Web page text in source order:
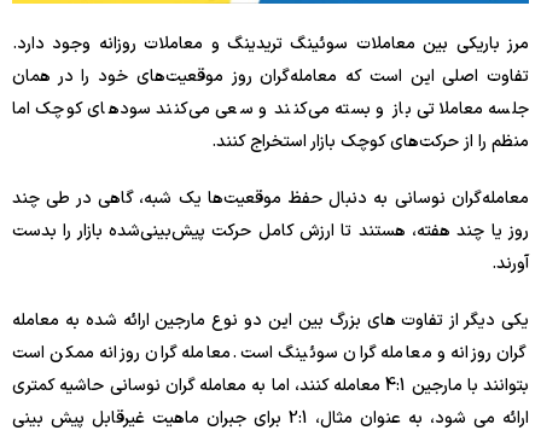
مرز باریکی بین معاملات سوئینگ تریدینگ و معاملات روزانه وجود دارد.
تفاوت اصلی این است که معامله‌گران روز موقعیت‌های خود را در همان
جلسه معاملاتی باز و بسته می‌کنند و سعی می‌کنند سودهای کوچک اما
منظم را از حرکت‌های کوچک بازار استخراج کنند.
معامله‌گران نوسانی به دنبال حفظ موقعیت‌ها یک شبه، گاهی در طی چند
روز یا چند هفته، هستند تا ارزش کامل حرکت پیش‌بینی‌شده بازار را بدست
آورند.
یکی دیگر از تفاوت های بزرگ بین این دو نوع مارجین ارائه شده به معامله
گران روزانه و معامله گران سوئینگ است. معامله گران روزانه ممکن است
بتوانند با مارجین 4:1 معامله کنند، اما به معامله گران نوسانی حاشیه کمتری
ارائه می شود، به عنوان مثال، 2:1 برای جبران ماهیت غیرقابل پیش بینی